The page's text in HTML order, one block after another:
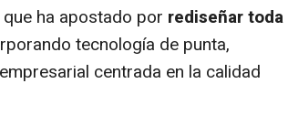
ha apostado por rediseñar toda
tecnología de punta,
centrada en la calidad